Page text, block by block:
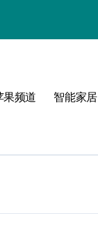
果频道 智能家居